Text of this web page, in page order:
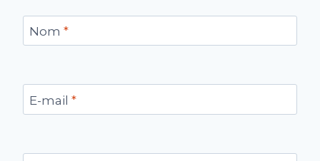
Nom *
E-mail *